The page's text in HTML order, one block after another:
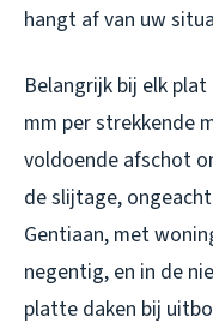
hangt af van uw
Belangrijk bij elk
mm per strekkende
voldoende afschot
de slijtage,
Gentiaan, met
negentig, en in de
platte daken bij